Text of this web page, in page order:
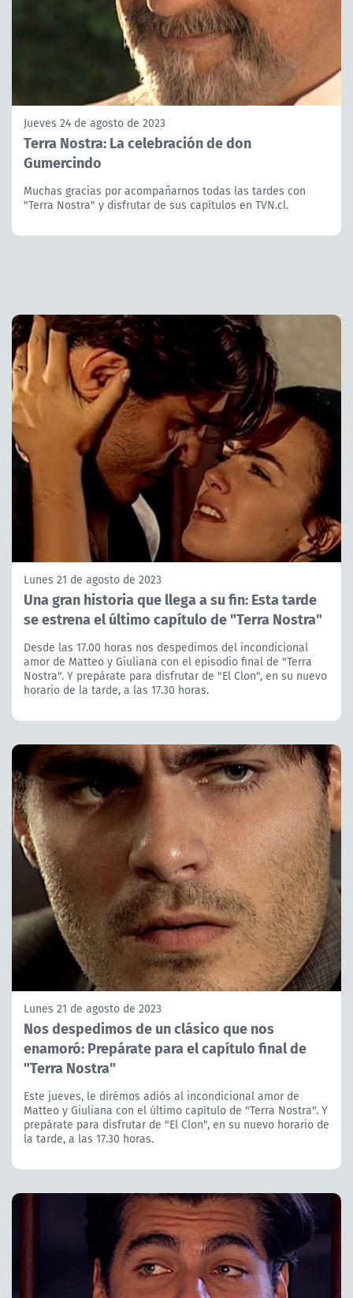
Jueves 24 de agosto de 2023
Terra Nostra: La celebración de don
Gumercindo
Muchas gracias por acompañarnos todas las tardes con
"Terra Nostra" y disfrutar de sus capítulos en TVN.cl.
Lunes 21 de agosto de 2023
Una gran historia que llega a su fin: Esta tarde
se estrena el último capítulo de "Terra Nostra"
Desde las 17.00 horas nos despedimos del incondicional
amor de Matteo y Giuliana con el episodio final de "Terra
Nostra". Y prepárate para disfrutar de "El Clon", en su nuevo
horario de la tarde, a las 17.30 horas.
Lunes 21 de agosto de 2023
Nos despedimos de un clásico que nos
enamoró: Prepárate para el capítulo final de
"Terra Nostra"
Este jueves, le dirémos adiós al incondicional amor de
Matteo y Giuliana con el último capítulo de "Terra Nostra". Y
prepárate para disfrutar de "El Clon", en su nuevo horario de
la tarde, a las 17.30 horas.